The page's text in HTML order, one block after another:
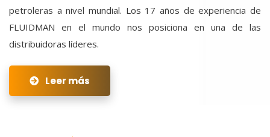
petroleras a nivel mundial. Los 17 años de experiencia de
FLUIDMAN en el mundo nos posiciona en una de las
distribuidoras líderes.
Leer más